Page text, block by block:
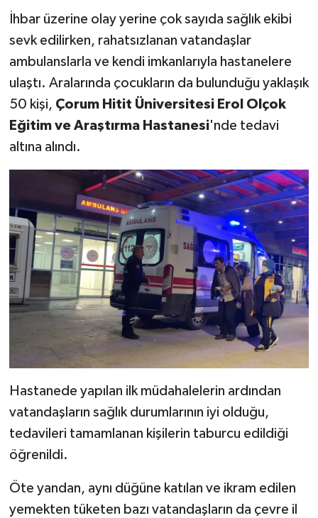
İhbar üzerine olay yerine çok sayıda sağlık ekibi
sevk edilirken, rahatsızlanan vatandaşlar
ambulanslarla ve kendi imkanlarıyla hastanelere
ulaştı. Aralarında çocukların da bulunduğu yaklaşık
50 kişi, Çorum Hitit Üniversitesi Erol Olçok
Eğitim ve Araştırma Hastanesi'nde tedavi
altına alındı.
Hastanede yapılan ilk müdahalelerin ardından
vatandaşların sağlık durumlarının iyi olduğu,
tedavileri tamamlanan kişilerin taburcu edildiği
öğrenildi.
Öte yandan, aynı düğüne katılan ve ikram edilen
yemekten tüketen bazı vatandaşların da çevre il